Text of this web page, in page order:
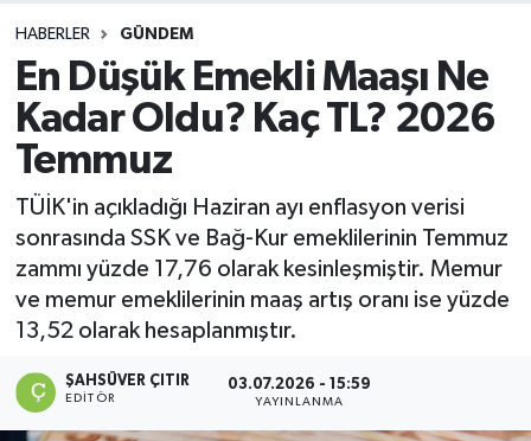
HABERLER GÜNDEM
En Düşük Emekli Maaşı Ne
Kadar Oldu? Kaç TL? 2026
Temmuz
TÜİK'in açıkladığı Haziran ayı enflasyon verisi
sonrasında SSK ve Bağ-Kur emeklilerinin Temmuz
zammı yüzde 17,76 olarak kesinleşmiştir. Memur
ve memur emeklilerinin maaş artış oranı ise yüzde
13,52 olarak hesaplanmıştır.
ŞAHSÜVER ÇITIR
EDITÖR
03.07.2026 - 15:59
YAYINLANMA
DEVREK
DÜZCE
EREĞLİ
GÖKÇEBEY
KARABÜK
KASTAMONU